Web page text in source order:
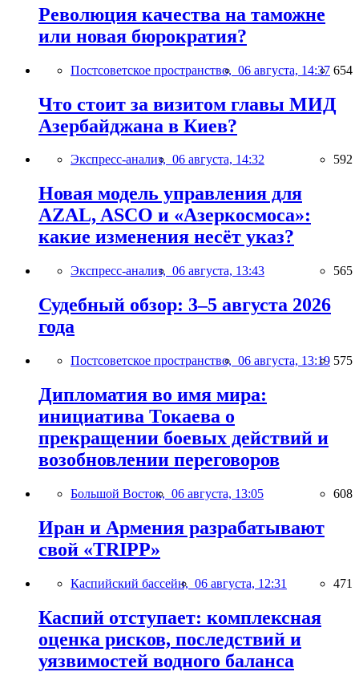
Революция качества на таможне
или новая бюрократия?
Постсоветское пространство, 06 августа, 14:37 654
Что стоит за визитом главы МИД
Азербайджана в Киев?
Экспресс-анализ, 06 августа, 14:32 592
Новая модель управления для
AZAL, ASCO и «Азеркосмоса»:
какие изменения несёт указ?
Экспресс-анализ, 06 августа, 13:43 565
Судебный обзор: 3–5 августа 2026
года
Постсоветское пространство, 06 августа, 13:19 575
Дипломатия во имя мира:
инициатива Токаева о
прекращении боевых действий и
возобновлении переговоров
Большой Восток, 06 августа, 13:05 608
Иран и Армения разрабатывают
свой «TRIPP»
Каспийский бассейн, 06 августа, 12:31 471
Каспий отступает: комплексная
оценка рисков, последствий и
уязвимостей водного баланса